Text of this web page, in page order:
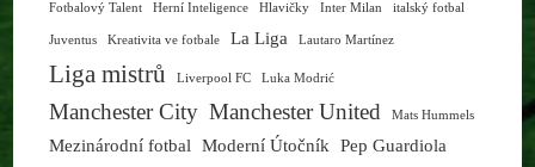
Fotbalový Talent Herní Inteligence Hlavičky Inter Milan italský fotbal
Juventus Kreativita ve fotbale La Liga Lautaro Martínez
Liga mistrů Liverpool FC Luka Modrić
Manchester City Manchester United Mats Hummels
Mezinárodní fotbal Moderní Útočník Pep Guardiola